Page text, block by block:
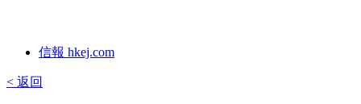
信報 hkej.com
< 返回